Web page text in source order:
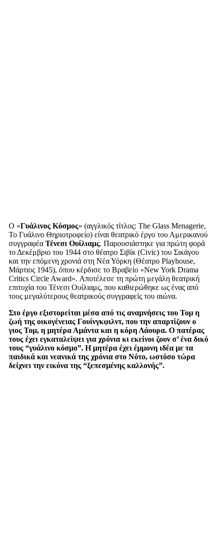
Ο «Γυάλινος Κόσμος» (αγγλικός τίτλος: The Glass Menagerie,
Το Γυάλινο Θηριοτροφείο) είναι θεατρικό έργο του Αμερικανού
συγγραφέα Τένεσι Ουίλιαμς. Παρουσιάστηκε για πρώτη φορά
το Δεκέμβριο του 1944 στο θέατρο Σιβίκ (Civic) του Σικάγου
και την επόμενη χρονιά στη Νέα Υόρκη (Θέατρο Playhouse,
Μάρτιος 1945), όπου κέρδισε το Βραβείο «New York Drama
Critics Circle Award». Αποτέλεσε τη πρώτη μεγάλη θεατρική
επιτυχία του Τένεσι Ουίλιαμς, που καθιερώθηκε ως ένας από
τους μεγαλύτερους θεατρικούς συγγραφείς του αιώνα.
Στο έργο εξιστορείται μέσα από τις αναμνήσεις του Τομ η
ζωή της οικογένειας Γουίνγκφιλντ, που την απαρτίζουν ο
γιος Τομ, η μητέρα Αμάντα και η κόρη Λάουρα. Ο πατέρας
τους έχει εγκαταλείψει για χρόνια κι εκείνοι ζουν σ’ ένα δικό
τους “γυάλινο κόσμο”. Η μητέρα έχει έμμονη ιδέα με τα
παιδικά και νεανικά της χρόνια στο Νότο, ωστόσο τώρα
δείχνει την εικόνα της “ξεπεσμένης καλλονής”.